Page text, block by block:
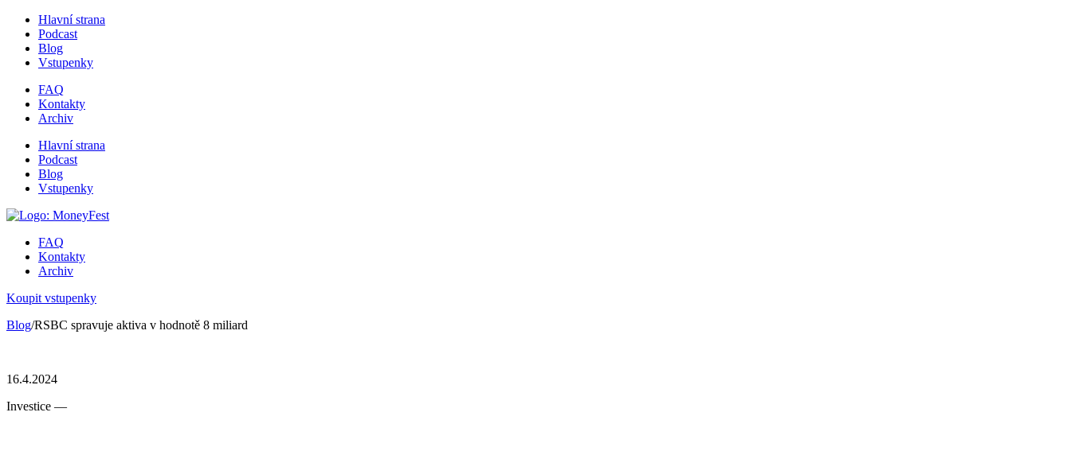
Hlavní strana
Podcast
Blog
Vstupenky
FAQ
Kontakty
Archiv
Hlavní strana
Podcast
Blog
Vstupenky
FAQ
Kontakty
Archiv
Koupit vstupenky
Blog/RSBC spravuje aktiva v hodnotě 8 miliard
16.4.2024
Investice —